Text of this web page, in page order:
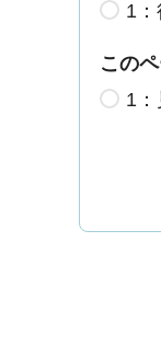
1：
この
1